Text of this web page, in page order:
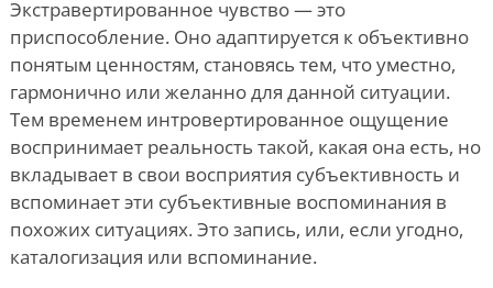
Экстравертированное чувство — это
приспособление. Оно адаптируется к объективно
понятым ценностям, становясь тем, что уместно,
гармонично или желанно для данной ситуации.
Тем временем интровертированное ощущение
воспринимает реальность такой, какая она есть, но
вкладывает в свои восприятия субъективность и
вспоминает эти субъективные воспоминания в
похожих ситуациях. Это запись, или, если угодно,
каталогизация или вспоминание.